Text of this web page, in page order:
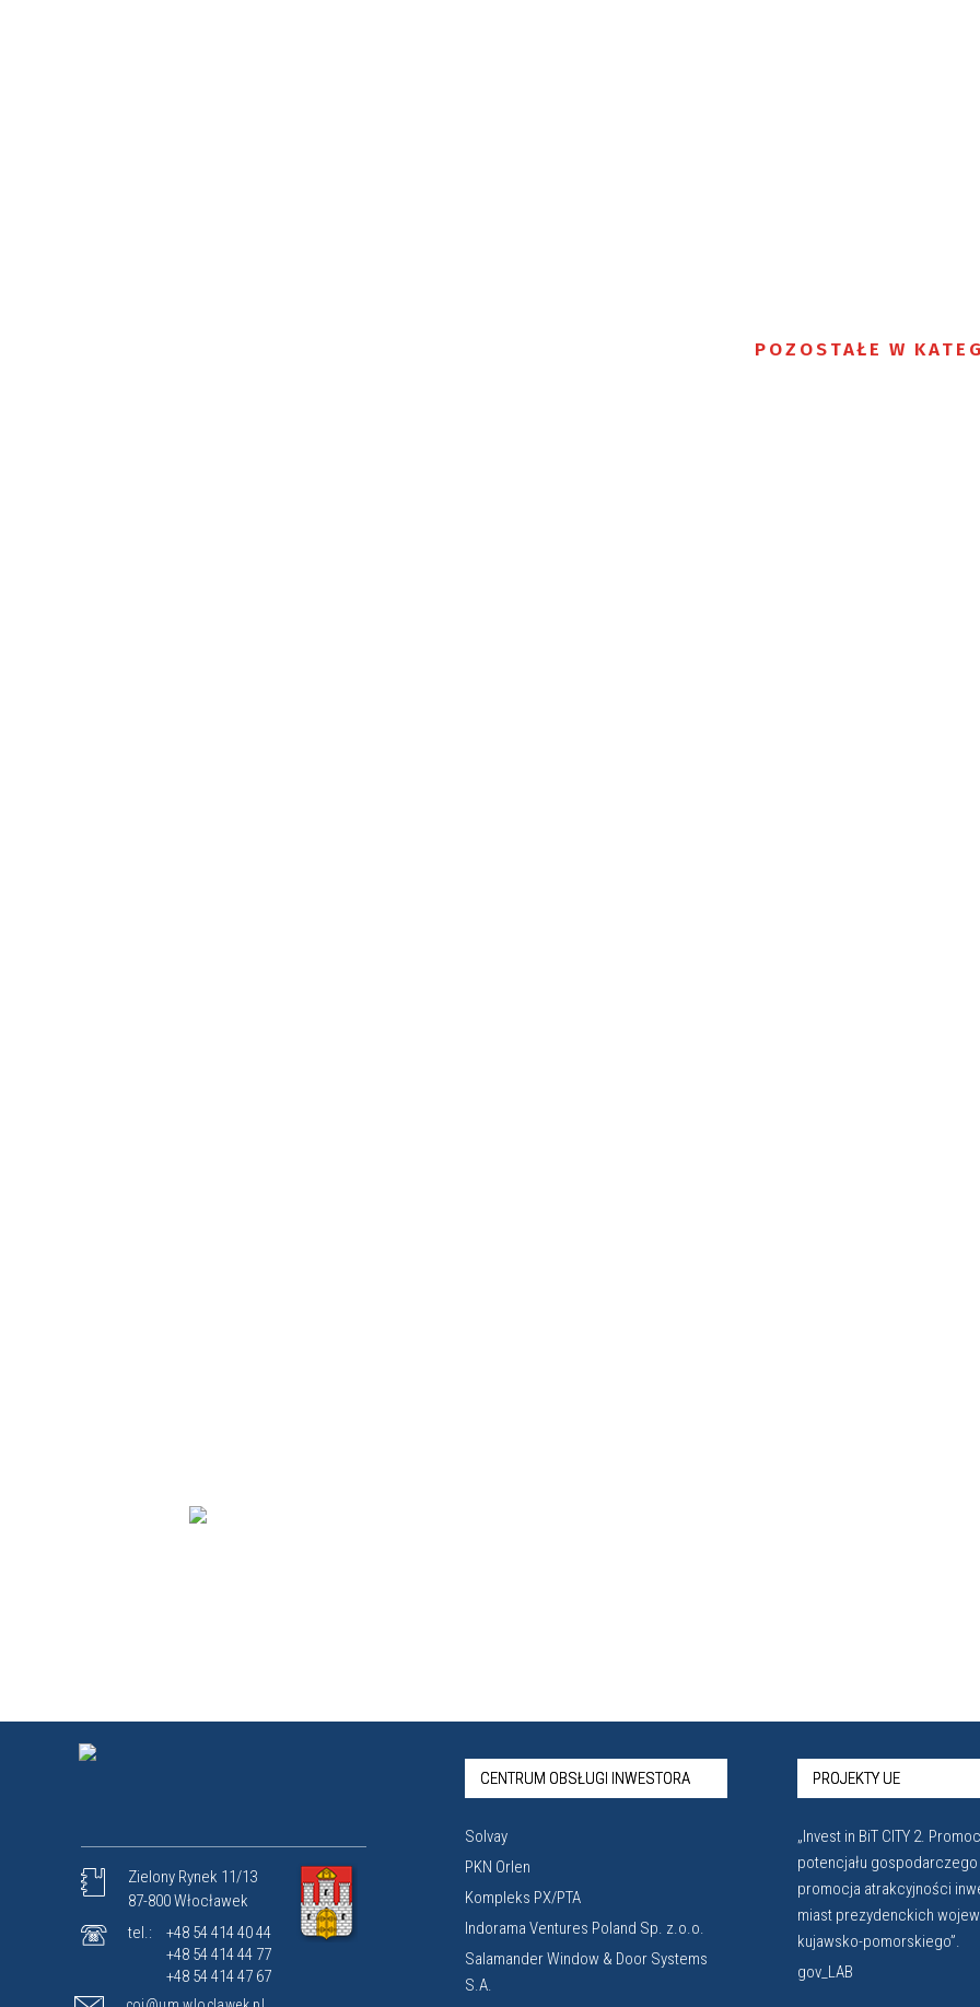
POZOSTAŁE W
Zielony Rynek 11/13
87-800 Włocławek
tel.:
+48 54 414 40 44
+48 54 414 44 77
+48 54 414 47 67
CENTRUM OBSŁUGI INWESTORA
Solvay
PKN Orlen
Kompleks PX/PTA
Indorama Ventures Poland Sp. z.o.o.
Salamander Window & Door Systems
S.A.
PROJEKTY UE
„Invest in BiT CITY 2.
potencjału
promocja atrakcyjności
miast prezydenckich
kujawsko-pomorskiego”.
gov_LAB